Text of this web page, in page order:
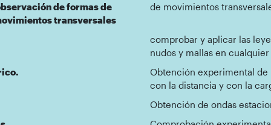
de formas de
transversales
de movimientos
comprobar y aplicar las
nudos y mallas en
Obtención experimental
con la distancia y con la
Obtención de ondas